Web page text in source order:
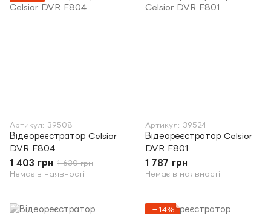
Артикул: 39508
Відеореєстратор Celsior
DVR F804
1 403 грн 1 630 грн
Немає в наявності
Артикул: 39524
Відеореєстратор Celsior
DVR F801
1 787 грн
Немає в наявності
−14%